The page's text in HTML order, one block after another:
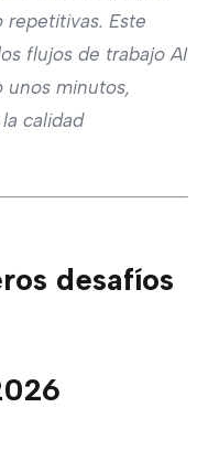
repetitivas. Este
flujos de trabajo AI
unos minutos,
calidad
desafíos